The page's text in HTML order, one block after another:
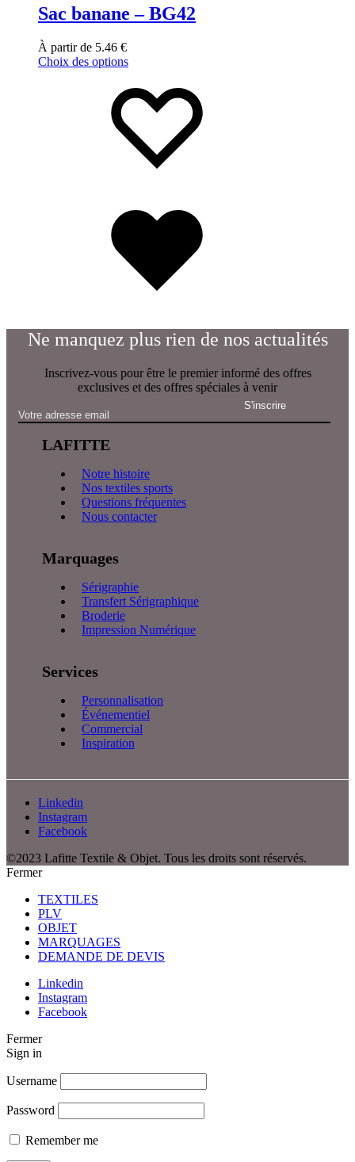
Sac banane – BG42
À partir de 5.46 €
Choix des options
Ne manquez plus rien de nos actualités
Inscrivez-vous pour être le premier informé des offres
exclusives et des offres spéciales à venir
LAFITTE
Notre histoire
Nos textiles sports
Questions fréquentes
Nous contacter
Marquages
Sérigraphie
Transfert Sérigraphique
Broderie
Impression Numérique
Services
Personnalisation
Événementiel
Commercial
Inspiration
Linkedin
Instagram
Facebook
©2023 Lafitte Textile & Objet. Tous les droits sont réservés.
Fermer
TEXTILES
PLV
OBJET
MARQUAGES
DEMANDE DE DEVIS
Linkedin
Instagram
Facebook
Fermer
Sign in
Username
Password
Remember me